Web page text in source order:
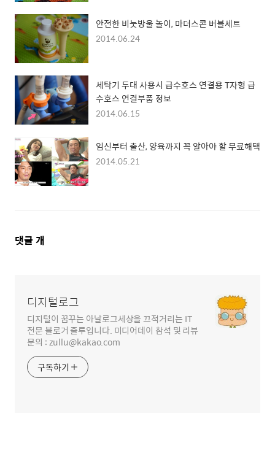
안전한 비눗방울 놀이, 마더스콘 버블세트
2014.06.24
세탁기 두대 사용시 급수호스 연결용 T자형 급
수호스 연결부품 정보
2014.06.15
임신부터 출산, 양육까지 꼭 알아야 할 무료해택
2014.05.21
댓
댓글 개
디지털로그
디지털이 꿈꾸는 아날로그세상을 끄적거리는 IT
전문 블로거 줄루입니다. 미디어데이 참석 및 리뷰
문의 : zullu@kakao.com
구독하기